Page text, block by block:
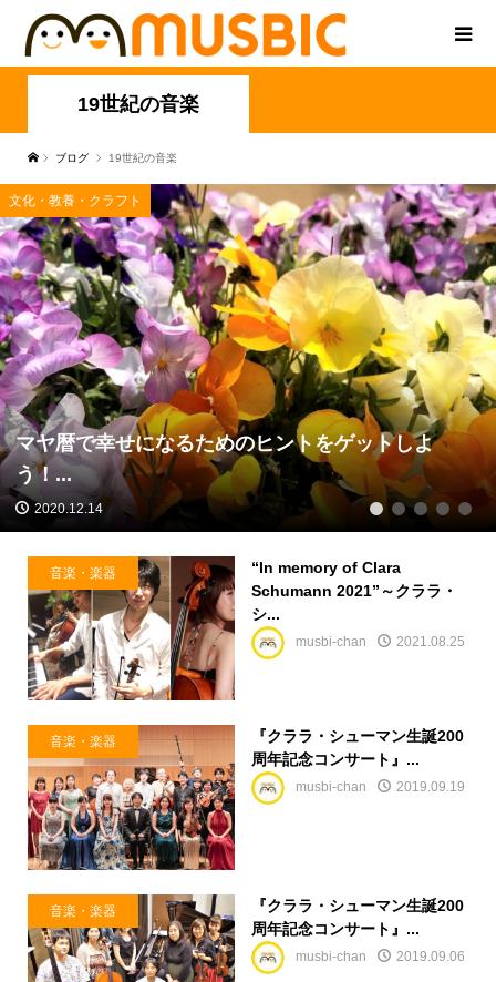
19世紀の音楽
ブログ 19世紀の音楽
文化・教養・クラフト
マヤ暦で幸せになるためのヒントをゲットしよ
う！...
2020.12.14 1 2 3 4 5
音楽・楽器
“In memory of Clara
Schumann 2021”～クララ・
シ...
musbi-chan 2021.08.25
音楽・楽器
『クララ・シューマン生誕200
周年記念コンサート』...
musbi-chan 2019.09.19
音楽・楽器
『クララ・シューマン生誕200
周年記念コンサート』...
musbi-chan 2019.09.06